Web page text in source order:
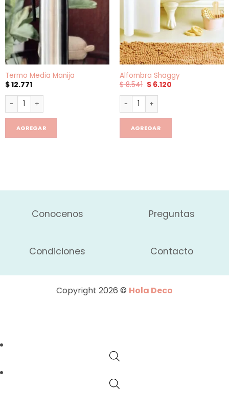
Termo Media Manija
$12.771
Termo Media Manija cantidad
AGREGAR
Alfombra Shaggy
$8.541 El
precio
original
era:
$ 8.541.
$6.120El
Alfombra Shaggy cantidad
AGREGAR
Conocenos Preguntas
Condiciones Contacto
Copyright 2026 © Hola Deco